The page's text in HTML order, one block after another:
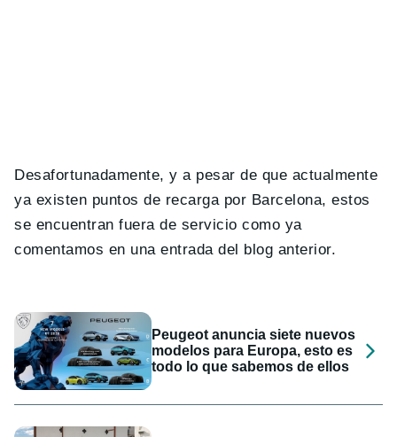
Desafortunadamente, y a pesar de que actualmente
ya existen puntos de recarga por Barcelona, estos
se encuentran fuera de servicio como ya
comentamos en una entrada del blog anterior.
Peugeot anuncia siete nuevos
modelos para Europa, esto es
todo lo que sabemos de ellos